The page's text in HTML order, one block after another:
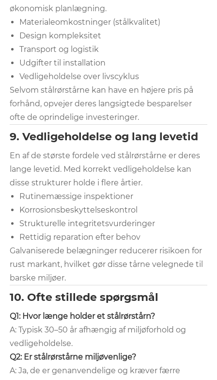
økonomisk planlægning.
Materialeomkostninger (stålkvalitet)
Design kompleksitet
Transport og logistik
Udgifter til installation
Vedligeholdelse over livscyklus
Selvom stålrørstårne ​​kan have en højere pris på
forhånd, opvejer deres langsigtede besparelser
ofte de oprindelige investeringer.
9. Vedligeholdelse og lang levetid
En af de største fordele ved stålrørstårne ​​er deres
lange levetid. Med korrekt vedligeholdelse kan
disse strukturer holde i flere årtier.
Rutinemæssige inspektioner
Korrosionsbeskyttelseskontrol
Strukturelle integritetsvurderinger
Rettidig reparation efter behov
Galvaniserede belægninger reducerer risikoen for
rust markant, hvilket gør disse tårne ​​velegnede til
barske miljøer.
10. Ofte stillede spørgsmål
Q1: Hvor længe holder et stålrørstårn?
A: Typisk 30–50 år afhængig af miljøforhold og
vedligeholdelse.
Q2: Er stålrørstårne ​​miljøvenlige?
A: Ja, de er genanvendelige og kræver færre